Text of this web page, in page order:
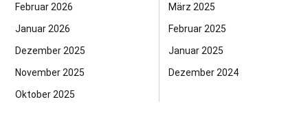
Februar 2026
Januar 2026
Dezember 2025
November 2025
Oktober 2025
März 2025
Februar 2025
Januar 2025
Dezember 2024